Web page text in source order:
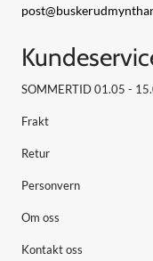
SOMMERTID 01.05 -
Frakt
Retur
Personvern
Om oss
Kontakt oss